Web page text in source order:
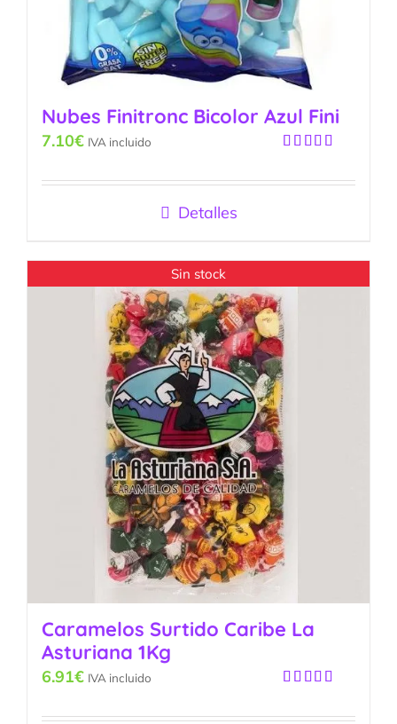
Nubes Finitronc Bicolor Azul Fini
5
7.10€ IVA incluido
Detalles
Sin stock
Caramelos Surtido Caribe La
Asturiana 1Kg
6.91€ IVA incluido